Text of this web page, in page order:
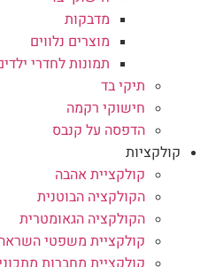
מדבקות
מוצרים נלווים
תמונות לחדרי ילדים
תיקי בד
חישוקי רקמה
הדפסה על קנבס
קולקציות
קולקציית אהבה
הקולקציה הבוטנית
הקולקציה הגאומטרית
קולקציית משפטי השראה